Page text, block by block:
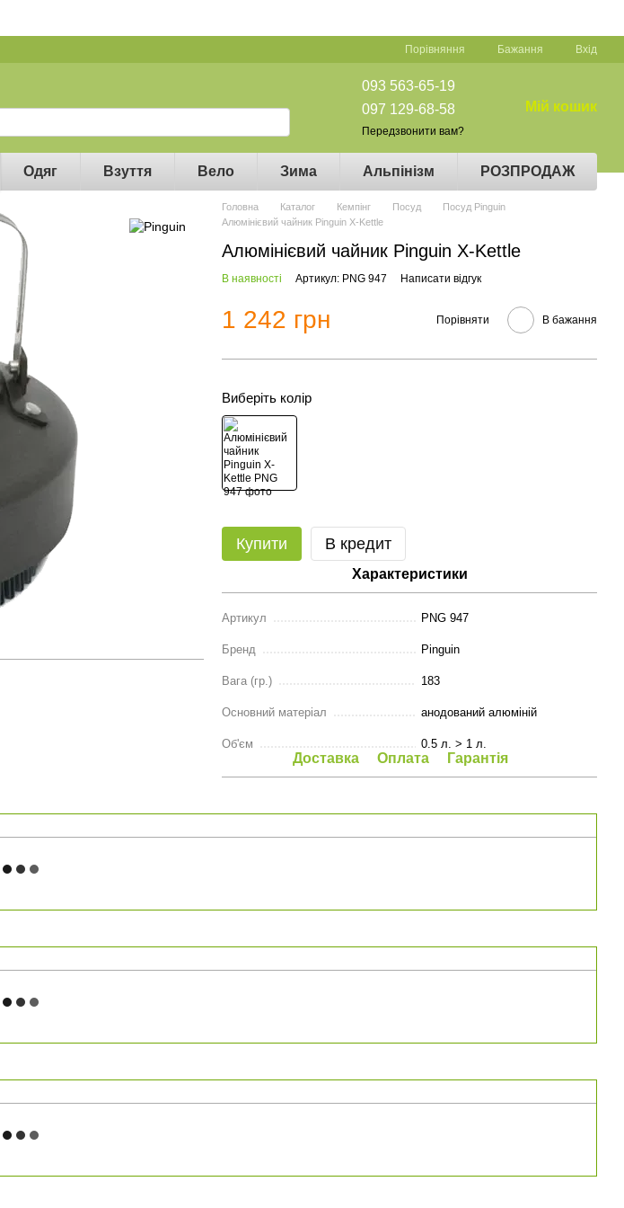
Порівняння Бажання Вхід
093 563-65-19
097 129-68-58
Передзвонити вам?
Мій кошик
Одяг Взуття Вело Зима Альпінізм РОЗПРОДАЖ
Головна Каталог Кемпінг Посуд
Посуд Pinguin
Алюмінієвий чайник Pinguin X-Kettle
Алюмінієвий чайник Pinguin X-Kettle
В наявності Артикул: PNG 947 Написати відгук
1 242 грн Порівняти В бажання
Виберіть колір
Купити В кредит
Характеристики
Артикул PNG 947
Бренд Pinguin
Вага (гр.) 183
Основний матеріал анодований алюміній
Об'єм 0.5 л. > 1 л.
Доставка Оплата Гарантія